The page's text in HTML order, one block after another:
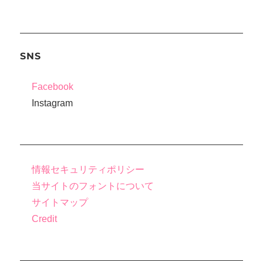
SNS
Facebook
Instagram
情報セキュリティポリシー
当サイトのフォントについて
サイトマップ
Credit